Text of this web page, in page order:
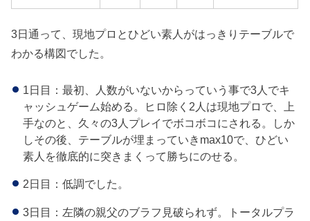
3日通って、現地プロとひどい素人がはっきりテーブルで
わかる構図でした。
1日目：最初、人数がいないからっていう事で3人でキ
ャッシュゲーム始める。ヒロ除く2人は現地プロで、上
手なのと、久々の3人プレイでボコボコにされる。しか
しその後、テーブルが埋まっていきmax10で、ひどい
素人を徹底的に突きまくって勝ちにのせる。
2日目：低調でした。
3日目：左隣の親父のブラフ見破られず。トータルプラ